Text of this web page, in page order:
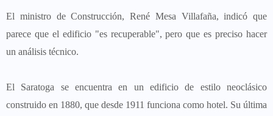
El ministro de Construcción, René Mesa Villafaña, indicó que
parece que el edificio "es recuperable", pero que es preciso hacer
un análisis técnico.
El Saratoga se encuentra en un edificio de estilo neoclásico
construido en 1880, que desde 1911 funciona como hotel. Su última